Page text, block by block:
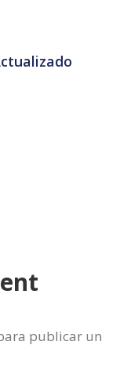
publicar un